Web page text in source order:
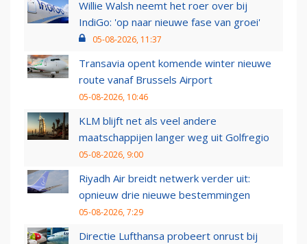
Willie Walsh neemt het roer over bij
IndiGo: 'op naar nieuwe fase van groei'
05-08-2026, 11:37
Transavia opent komende winter nieuwe
route vanaf Brussels Airport
05-08-2026, 10:46
KLM blijft net als veel andere
maatschappijen langer weg uit Golfregio
05-08-2026, 9:00
Riyadh Air breidt netwerk verder uit:
opnieuw drie nieuwe bestemmingen
05-08-2026, 7:29
Directie Lufthansa probeert onrust bij